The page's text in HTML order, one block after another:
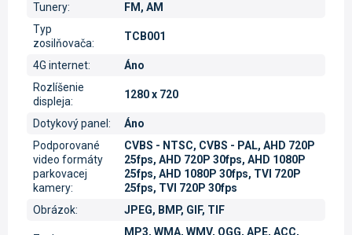
Tunery:
FM, AM
Typ
zosilňovača:
TCB001
4G internet:
Áno
Rozlíšenie
displeja:
1280 x 720
Dotykový panel :
Áno
Podporované
video formáty
parkovacej
kamery:
CVBS - NTSC, CVBS - PAL, AHD 720P
25fps, AHD 720P 30fps, AHD 1080P
25fps, AHD 1080P 30fps, TVI 720P
25fps, TVI 720P 30fps
Obrázok: JPEG, BMP, GIF, TIF
MP3, WMA, WMV, OGG, APE, ACC,